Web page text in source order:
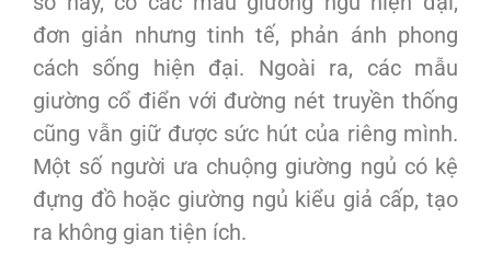
đơn giản nhưng tinh tế, phản ánh phong
cách sống hiện đại. Ngoài ra, các mẫu
giường cổ điển với đường nét truyền thống
cũng vẫn giữ được sức hút của riêng mình.
Một số người ưa chuộng giường ngủ có kệ
đựng đồ hoặc giường ngủ kiểu giả cấp, tạo
ra không gian tiện ích.